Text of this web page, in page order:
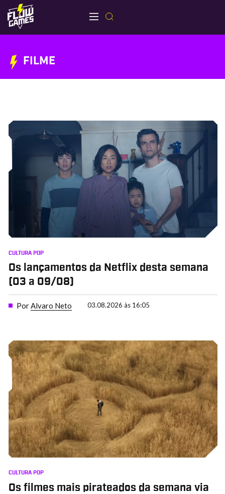
FILME
CULTURA POP
Os lançamentos da Netflix desta semana
(03 a 09/08)
PorAlvaro Neto 03.08.2026 às 16:05
CULTURA POP
Os filmes mais pirateados da semana via